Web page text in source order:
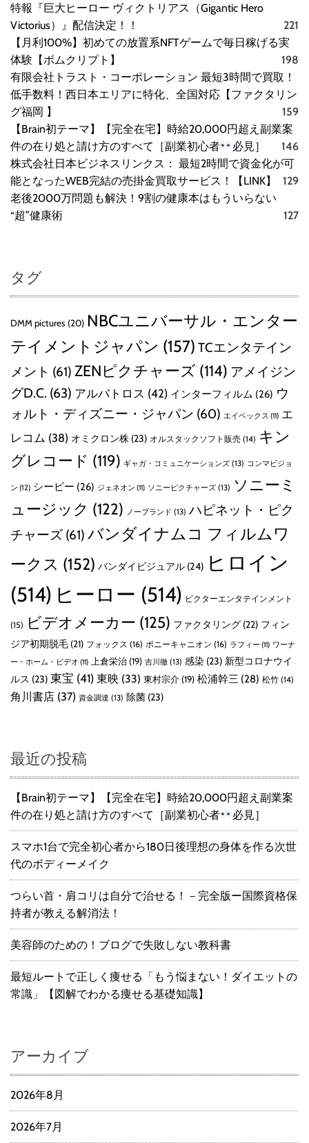
特報『巨大ヒーロー ヴィクトリアス（Gigantic Hero
Victorius）』配信決定！！
221
【月利100%】初めての放置系NFTゲームで毎日稼げる実
体験【ボムクリプト】
198
有限会社トラスト・コーポレーション 最短3時間で買取！
低手数料！西日本エリアに特化、全国対応【ファクタリン
グ福岡 】
159
【Brain初テーマ】【完全在宅】時給20,000円超え副業案
件の在り処と請け方のすべて［副業初心者
必見］
146
株式会社日本ビジネスリンクス： 最短2時間で資金化が可
能となったWEB完結の売掛金買取サービス！【LINK】
129
老後2000万問題も解決！9割の健康本はもういらない
“超”健康術
127
タグ
DMM pictures (20) NBCユニバーサル・エンター
テイメントジャパン (157) TCエンタテイン
メント (61) ZENピクチャーズ (114) アメイジン
グD.C. (63) アルバトロス (42) インターフィルム (26) ウ
ォルト・ディズニー・ジャパン (60) エイベックス (11) エ
レコム (38) オミクロン株 (23) オルスタックソフト販売 (14) キン
グレコード (119) ギャガ・コミュニケーションズ (13) コンマビジョ
ン (12) シービー (26) ジェネオン (11) ソニーピクチャーズ (13) ソニーミ
ュージック (122) ノーブランド (13) ハピネット・ピク
チャーズ (61) バンダイナムコ フィルムワ
ークス (152) バンダイビジュアル (24) ヒロイン
(514) ヒーロー (514) ビクターエンタテインメント
(15) ビデオメーカー (125) ファクタリング (22) フィン
ジア初期脱毛 (21) フォックス (16) ポニーキャニオン (16) ラフィー (11) ワーナ
ー・ホーム・ビデオ (11) 上倉栄治 (19) 吉川徹 (13) 感染 (23) 新型コロナウイ
ルス (23) 東宝 (41) 東映 (33) 東村宗介 (19) 松浦幹三 (28) 松竹 (14)
角川書店 (37) 資金調達 (13) 除菌 (23)
最近の投稿
【Brain初テーマ】【完全在宅】時給20,000円超え副業案
件の在り処と請け方のすべて［副業初心者
必見］
スマホ1台で完全初心者から180日後理想の身体を作る次世
代のボディーメイク
つらい首・肩コリは自分で治せる！－完全版ー国際資格保
持者が教える解消法！
美容師のための！ブログで失敗しない教科書
最短ルートで正しく痩せる「もう悩まない！ダイエットの
常識」【図解でわかる痩せる基礎知識】
アーカイブ
2026年8月
2026年7月